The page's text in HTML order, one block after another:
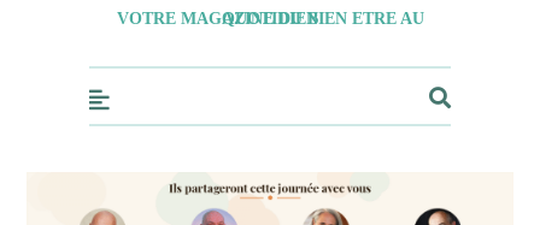
VOTRE MAGAZINE DU BIEN ETRE AU QUOTIDIEN